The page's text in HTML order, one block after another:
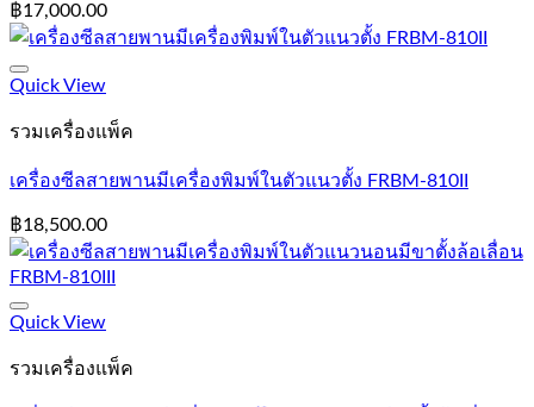
฿17,000.00
Quick View
รวมเครื่องแพ็ค
เครื่องซีลสายพานมีเครื่องพิมพ์ในตัวแนวตั้ง FRBM-810II
฿18,500.00
Quick View
รวมเครื่องแพ็ค